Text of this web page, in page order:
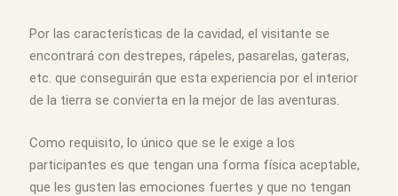
Por las características de la cavidad, el visitante se
encontrará con destrepes, rápeles, pasarelas, gateras,
etc. que conseguirán que esta experiencia por el interior
de la tierra se convierta en la mejor de las aventuras.
Como requisito, lo único que se le exige a los
participantes es que tengan una forma física aceptable,
que les gusten las emociones fuertes y que no tengan